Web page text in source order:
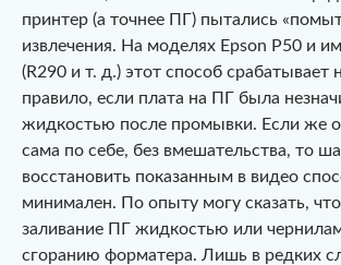
принтер (а точнее ПГ) пытались
извлечения. На моделях Epson P50 и
(R290 и т. д.) этот способ срабатывает
правило, если плата на ПГ была
жидкостью после промывки. Если же
сама по себе, без вмешательства, то
восстановить показанным в видео
минимален. По опыту могу сказать,
заливание ПГ жидкостью или
сгоранию форматера. Лишь в редких